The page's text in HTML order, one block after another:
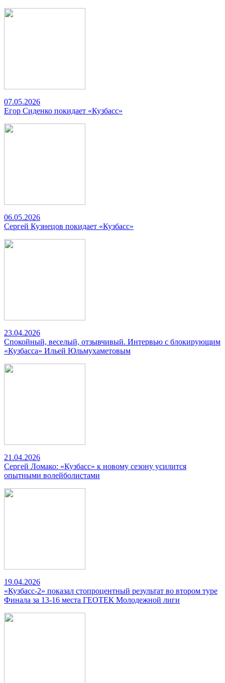
07.05.2026
Егор Сиденко покидает «Кузбасс»
06.05.2026
Сергей Кузнецов покидает «Кузбасс»
23.04.2026
Спокойный, веселый, отзывчивый. Интервью с блокирующим
«Кузбасса» Ильей Юльмухаметовым
21.04.2026
Сергей Ломако: «Кузбасс» к новому сезону усилится
опытными волейболистами
19.04.2026
«Кузбасс-2» показал стопроцентный результат во втором туре
Финала за 13-16 места ГЕОТЕК Молодежной лиги